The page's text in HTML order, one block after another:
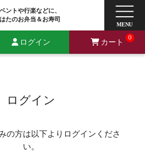
ントや行楽などに、
たのお弁当＆お寿司
ログイン カート
0
ログイン
の方は以下よりログインくださ
い。